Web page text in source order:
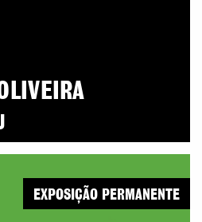
EXPOSIÇÃO PERMANENTE